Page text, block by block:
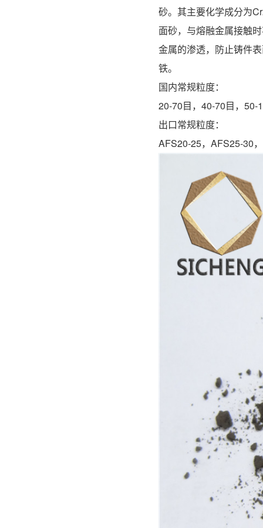
砂。其主要化学成分为
面砂，与熔融金属接触
金属的渗透，防止铸件
铁。
国内常
20-70目，40-70目，50-
出口常
AFS20-25，AFS25-30